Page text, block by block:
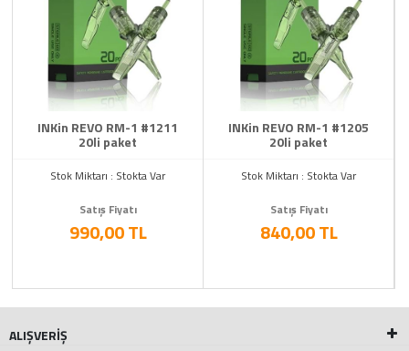
INKin REVO RM-1 #1211
20li paket
Stok Miktarı : Stokta Var
Satış Fiyatı
990,00 TL
INKin REVO RM-1 #1205
20li paket
Stok Miktarı : Stokta Var
Satış Fiyatı
840,00 TL
ALIŞVERİŞ